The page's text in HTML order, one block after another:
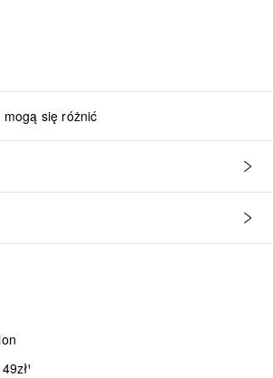
się różnić